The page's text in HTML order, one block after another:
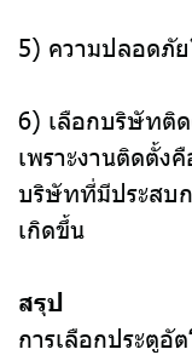
5) ความปลอดภัย
6) เลือกบริษัทติ
เพราะงานติดตั้ง
บริษัทที่มีประสบ
เกิดขึ้น
สรุป
การเลือกประตูอั